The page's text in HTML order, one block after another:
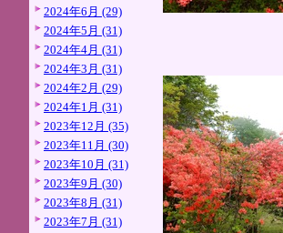
2024年6月 (29)
2024年5月 (31)
2024年4月 (31)
2024年3月 (31)
2024年2月 (29)
2024年1月 (31)
2023年12月 (35)
2023年11月 (30)
2023年10月 (31)
2023年9月 (30)
2023年8月 (31)
2023年7月 (31)